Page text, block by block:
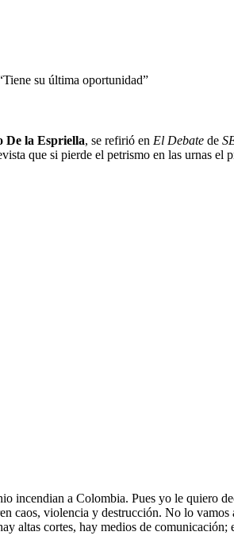
su última oportunidad”
De la Espriella, se refirió en El Debate de
que si pierde el petrismo en las urnas el
incendian a Colombia. Pues yo le quiero
caos, violencia y destrucción. No lo
altas cortes, hay medios de